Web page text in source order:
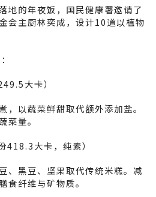
地的年夜饭，国民健康署邀请了
会主厨林奕成，设计10道以植物
大卡）
，以蔬菜鲜甜取代额外添加盐。
菜量。
418.3大卡，纯素）
、黑豆、坚果取代传统米糕。减
食纤维与矿物质。